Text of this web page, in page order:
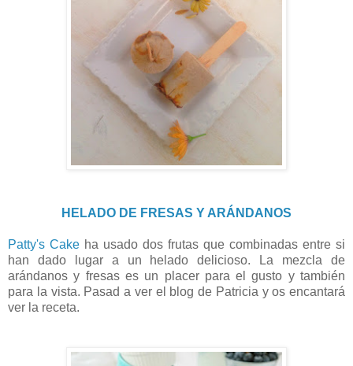
HELADO DE FRESAS Y ARÁNDANOS
Patty's Cake ha usado dos frutas que combinadas entre si
han dado lugar a un helado delicioso. La mezcla de
arándanos y fresas es un placer para el gusto y también
para la vista. Pasad a ver el blog de Patricia y os encantará
ver la receta.